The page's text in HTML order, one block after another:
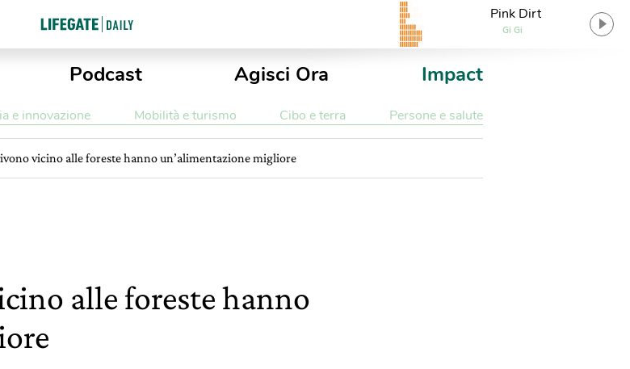
Pink Dirt
Gi Gi
Podcast Agisci Ora Impact
e innovazione Mobilità e turismo Cibo e terra Persone e salute
vicino alle foreste hanno un’alimentazione migliore
alle foreste hanno